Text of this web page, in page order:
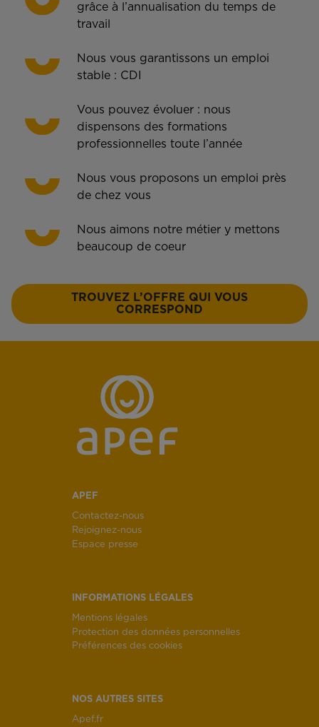
grâce à l’annualisation du temps de
travail
Nous vous garantissons un emploi
stable : CDI
Vous pouvez évoluer : nous
dispensons des formations
professionnelles toute l’année
Nous vous proposons un emploi près
de chez vous
Nous aimons notre métier y mettons
beaucoup de coeur
TROUVEZ L’OFFRE QUI VOUS
CORRESPOND
APEF
Contactez-nous
Rejoignez-nous
Espace presse
INFORMATIONS LÉGALES
Mentions légales
Protection des données personnelles
Préférences des cookies
NOS AUTRES SITES
Apef.fr